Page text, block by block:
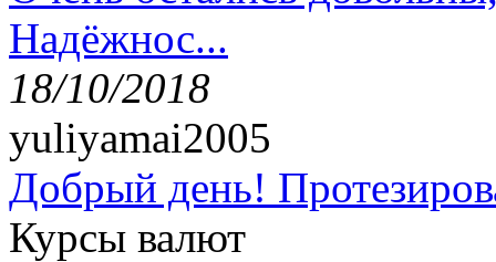
Надёжнос...
18/10/2018
yuliyamai2005
Добрый день!
Курсы валют